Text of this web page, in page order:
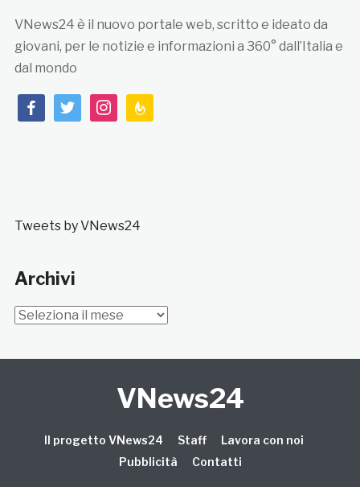
VNews24 è il nuovo portale web, scritto e ideato da
giovani, per le notizie e informazioni a 360° dall’Italia e
dal mondo
facebooktwitterinstagramfeedburner
Tweets by VNews24
Archivi
Archivi
VNews24
Il progetto VNews24 Staff
Lavora con noi
Pubblicità
Contatti